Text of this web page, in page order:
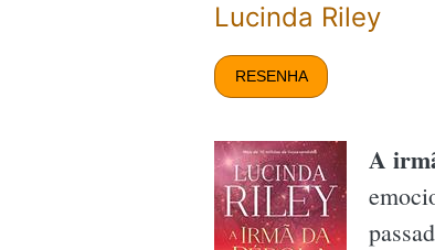
Lucinda Riley
RESENHA
A